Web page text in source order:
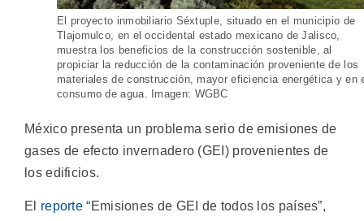
El proyecto inmobiliario Séxtuple, situado en el municipio de
Tlajomulco, en el occidental estado mexicano de Jalisco,
muestra los beneficios de la construcción sostenible, al
propiciar la reducción de la contaminación proveniente de los
materiales de construcción, mayor eficiencia energética y en
consumo de agua. Imagen: WGBC
México presenta un problema serio de emisiones de
gases de efecto invernadero (GEI) provenientes de
los edificios.
El reporte “Emisiones de GEI de todos los países”,